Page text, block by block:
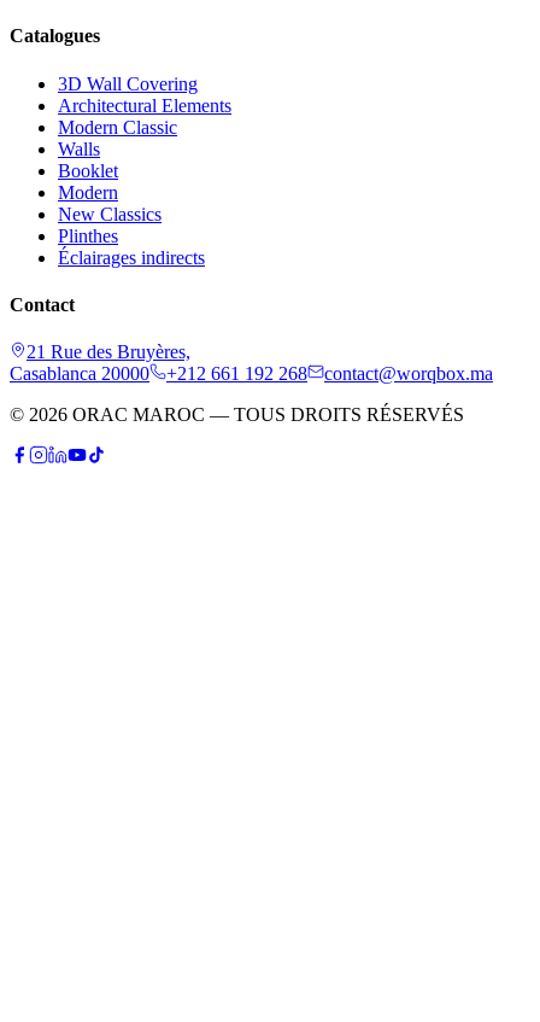
Catalogues
3D Wall Covering
Architectural Elements
Modern Classic
Walls
Booklet
Modern
New Classics
Plinthes
Éclairages indirects
Contact
21 Rue des Bruyères,
Casablanca 20000
+212 661 192 268
contact@worqbox.ma
© 2026 ORAC MAROC — TOUS DROITS RÉSERVÉS